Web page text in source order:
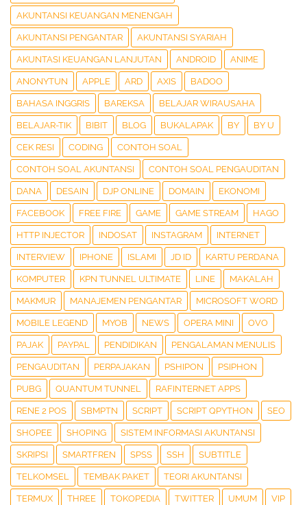
AKUNTANSI KEUANGAN MENENGAH
AKUNTANSI PENGANTAR AKUNTANSI SYARIAH
AKUNTASI KEUANGAN LANJUTAN ANDROID ANIME
ANONYTUN APPLE ARD AXIS BADOO
BAHASA INGGRIS BAREKSA BELAJAR WIRAUSAHA
BELAJAR-TIK BIBIT BLOG BUKALAPAK BY BY U
CEK RESI CODING CONTOH SOAL
CONTOH SOAL AKUNTANSI CONTOH SOAL PENGAUDITAN
DANA DESAIN DJP ONLINE DOMAIN EKONOMI
FACEBOOK FREE FIRE GAME GAME STREAM HAGO
HTTP INJECTOR INDOSAT INSTAGRAM INTERNET
INTERVIEW IPHONE ISLAMI JD ID KARTU PERDANA
KOMPUTER KPN TUNNEL ULTIMATE LINE MAKALAH
MAKMUR MANAJEMEN PENGANTAR MICROSOFT WORD
MOBILE LEGEND MYOB NEWS OPERA MINI OVO
PAJAK PAYPAL PENDIDIKAN PENGALAMAN MENULIS
PENGAUDITAN PERPAJAKAN PSHIPON PSIPHON
PUBG QUANTUM TUNNEL RAFINTERNET APPS
RENE 2 POS SBMPTN SCRIPT SCRIPT QPYTHON SEO
SHOPEE SHOPING SISTEM INFORMASI AKUNTANSI
SKRIPSI SMARTFREN SPSS SSH SUBTITLE
TELKOMSEL TEMBAK PAKET TEORI AKUNTANSI
TERMUX THREE TOKOPEDIA TWITTER UMUM VIP